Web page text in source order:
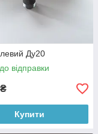
Ду20
відправки
₴
Купити